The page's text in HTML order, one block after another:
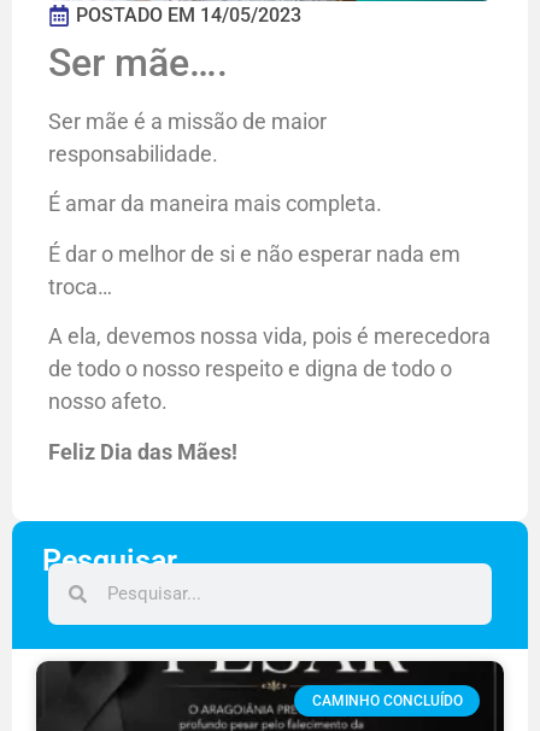
POSTADO EM 14/05/2023
Ser mãe….
Ser mãe é a missão de maior
responsabilidade.
É amar da maneira mais completa.
É dar o melhor de si e não esperar nada em
troca…
A ela, devemos nossa vida, pois é merecedora
de todo o nosso respeito e digna de todo o
nosso afeto.
Feliz Dia das Mães!
Pesquisar
CAMINHO CONCLUÍDO